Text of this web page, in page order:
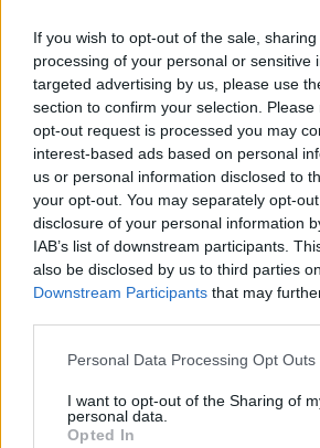
If you wish to opt-out of the sale,
processing of your personal or sensitive
targeted advertising by us, please use
section to confirm your selection.
opt-out request is processed you may
interest-based ads based on personal
us or personal information disclosed to
your opt-out. You may separately opt-
disclosure of your personal information
IAB’s list of downstream participants.
also be disclosed by us to third parties
Downstream Participants that may
Personal Data Processing Opt Outs
I want to opt-out of the Sharing of
personal data.
Opted In
koncertek és élőzene
ügyességi versenyek
közös főzések,
sok közösségi élmény
További információ:
Facebook
ITT IS FENT VAGYUNK